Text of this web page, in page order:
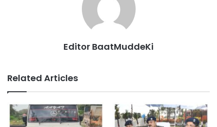
Editor BaatMuddeKi
Related Articles